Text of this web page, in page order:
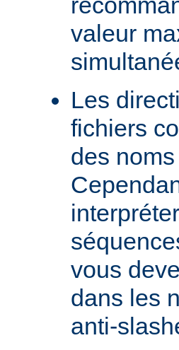
valeur
Les
fichiers
des
vous
dans les
anti-